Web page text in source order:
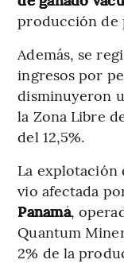
producción de
Además, se
ingresos por
disminuyeron
la Zona Libre
del 12,5%.
La explotación
vio afectada
Panamá,
Quantum
2% de la